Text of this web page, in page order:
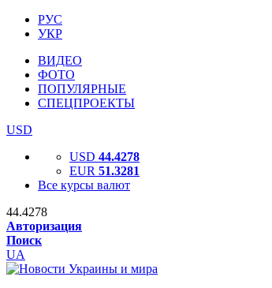
РУС
УКР
ВИДЕО
ФОТО
ПОПУЛЯРНЫЕ
СПЕЦПРОЕКТЫ
USD
USD 44.4278
EUR 51.3281
Все курсы валют
44.4278
Авторизация
Поиск
UA